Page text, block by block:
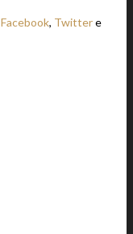
Facebook, Twittere